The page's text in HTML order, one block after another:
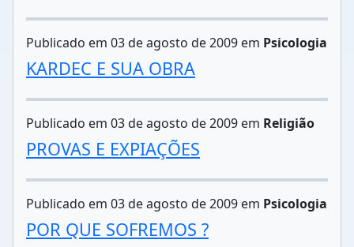
Publicado em 03 de agosto de 2009 em Psicologia
KARDEC E SUA OBRA
Publicado em 03 de agosto de 2009 em Religião
PROVAS E EXPIAÇÕES
Publicado em 03 de agosto de 2009 em Psicologia
POR QUE SOFREMOS ?